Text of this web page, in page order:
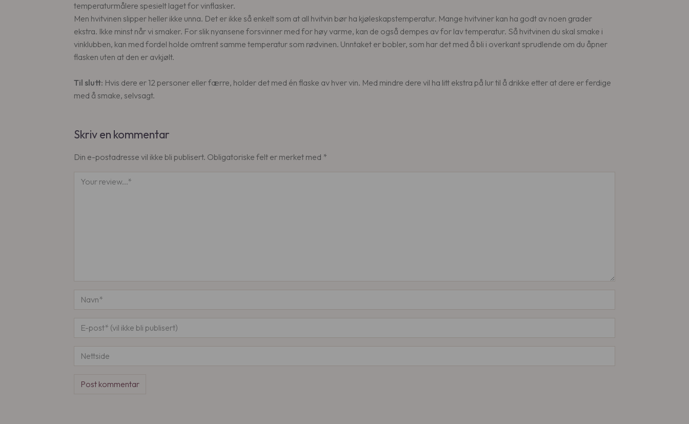
temperaturmålere spesielt laget for vinflasker.
Men hvitvinen slipper heller ikke unna. Det er ikke så enkelt som at all hvitvin bør ha kjøleskapstemperatur. Mange hvitviner kan ha godt av noen grader
ekstra. Ikke minst når vi smaker. For slik nyansene forsvinner med for høy varme, kan de også dempes av for lav temperatur. Så hvitvinen du skal smake i
vinklubben, kan med fordel holde omtrent samme temperatur som rødvinen. Unntaket er bobler, som har det med å bli i overkant sprudlende om du åpner
flasken uten at den er avkjølt.
Til slutt: Hvis dere er 12 personer eller færre, holder det med én flaske av hver vin. Med mindre dere vil ha litt ekstra på lur til å drikke etter at dere er ferdige
med å smake, selvsagt.
Skriv en kommentar
Din e-postadresse vil ikke bli publisert. Obligatoriske felt er merket med *